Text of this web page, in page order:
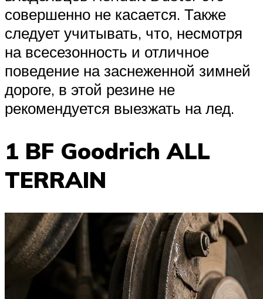
совершенно не касается. Также
следует учитывать, что, несмотря
на всесезонность и отличное
поведение на заснеженной зимней
дороге, в этой резине не
рекомендуется выезжать на лед.
1 BF Goodrich ALL
TERRAIN